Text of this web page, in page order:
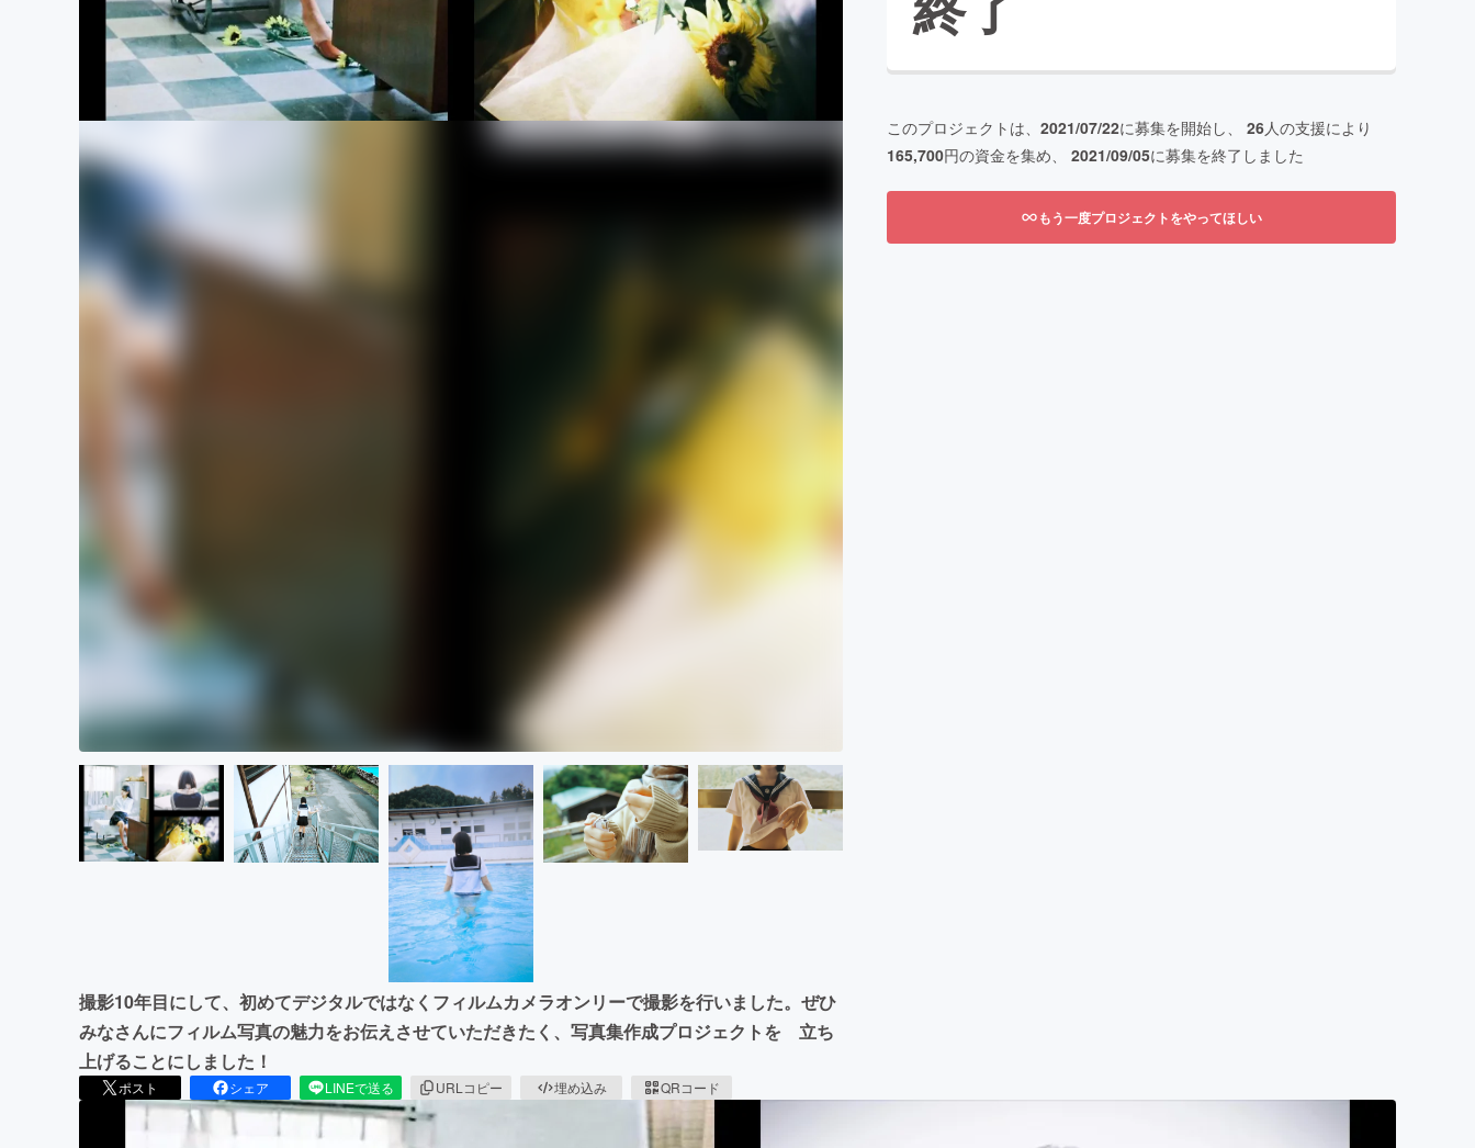
撮影10年目にして、初めてデジタルではなくフィルムカメラオンリーで撮影を行いました。ぜひ
みなさんにフィルム写真の魅力をお伝えさせていただきたく、写真集作成プロジェクトを 立ち
上げることにしました！
ポスト シェア LINEで送る URLコピー 埋め込み QRコード
このプロジェクトは、 2021/07/22に募集を開始し、 26人の支援により
165,700円の資金を集め、 2021/09/05に募集を終了しました
もう一度プロジェクトをやってほしい